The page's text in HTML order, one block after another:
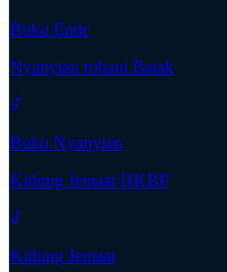
Buku Ende
Nyanyian rohani Batak
Buku Nyanyian
Kidung Jemaat HKBP
Kidung Jemaat